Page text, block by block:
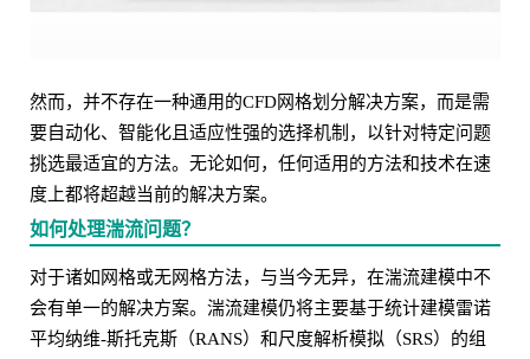
然而，并不存在一种通用的CFD网格划分解决方案，而是需
要自动化、智能化且适应性强的选择机制，以针对特定问题
挑选最适宜的方法。无论如何，任何适用的方法和技术在速
度上都将超越当前的解决方案。
如何处理湍流问题？
对于诸如网格或无网格方法，与当今无异，在湍流建模中不
会有单一的解决方案。湍流建模仍将主要基于统计建模雷诺
平均纳维-斯托克斯（RANS）和尺度解析模拟（SRS）的组